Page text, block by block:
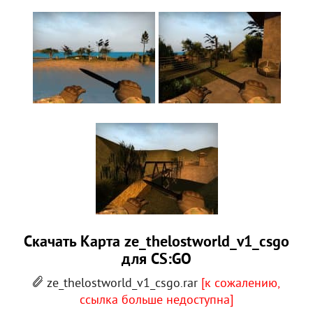
Скачать Карта ze_thelostworld_v1_csgo
для CS:GO
ze_thelostworld_v1_csgo.rar [к сожалению,
ссылка больше недоступна]